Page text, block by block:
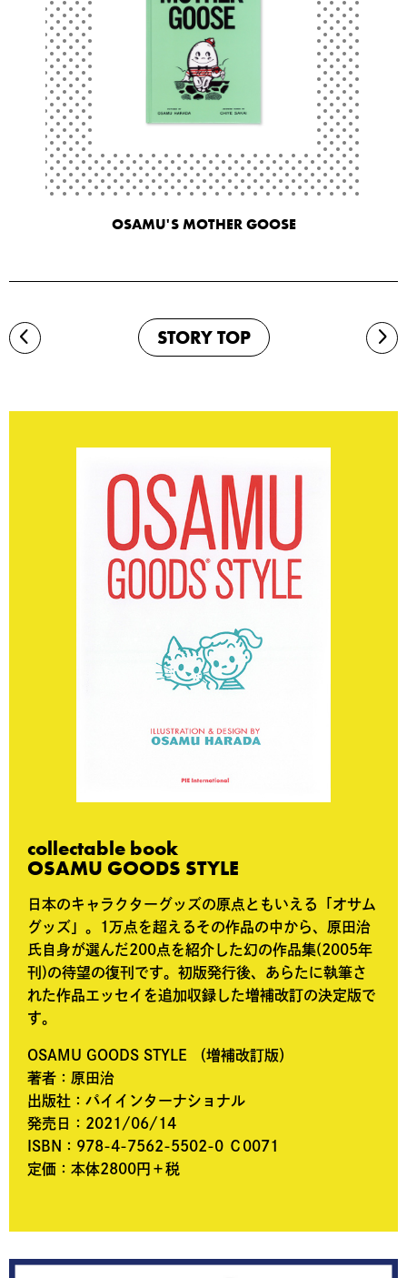
OSAMU'S MOTHER GOOSE
STORY TOP
collectable book
OSAMU GOODS STYLE
日本のキャラクターグッズの原点ともいえる「オサム
グッズ」。1万点を超えるその作品の中から、原田治
氏自身が選んだ200点を紹介した幻の作品集(2005年
刊)の待望の復刊です。初版発行後、あらたに執筆さ
れた作品エッセイを追加収録した増補改訂の決定版で
す。
OSAMU GOODS STYLE （増補改訂版）
著者：原田治
出版社：パイインターナショナル
発売日：2021/06/14
ISBN：978-4-7562-5502-0 Ｃ0071
定価：本体2800円＋税